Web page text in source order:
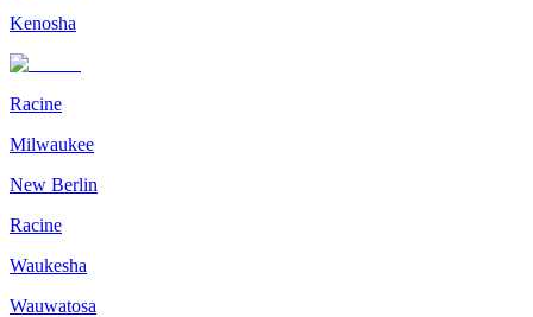
Kenosha
Racine
Milwaukee
New Berlin
Racine
Waukesha
Wauwatosa